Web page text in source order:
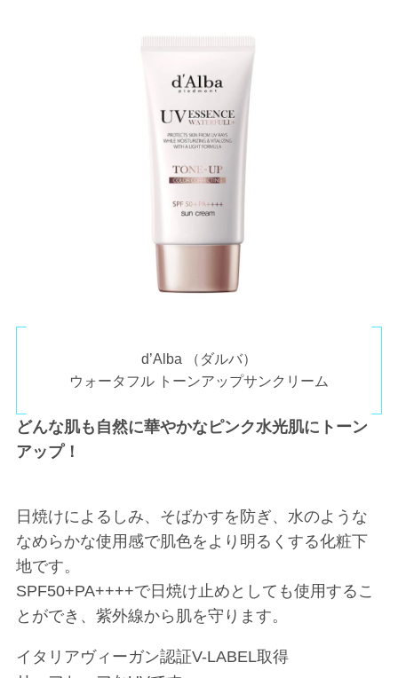
d’Alba （ダルバ）
ウォータフル トーンアップサンクリーム
どんな肌も自然に華やかなピンク水光肌にトーン
アップ！
日焼けによるしみ、そばかすを防ぎ、水のような
なめらかな使用感で肌色をより明るくする化粧下
地です。
SPF50+PA++++で日焼け止めとしても使用するこ
とができ、紫外線から肌を守ります。
イタリアヴィーガン認証V-LABEL取得